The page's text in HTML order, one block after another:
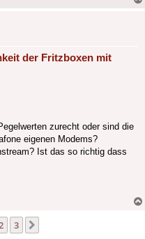
der Fritzboxen mit
zurecht oder sind die
eigenen Modems?
Ist das so richtig dass
3